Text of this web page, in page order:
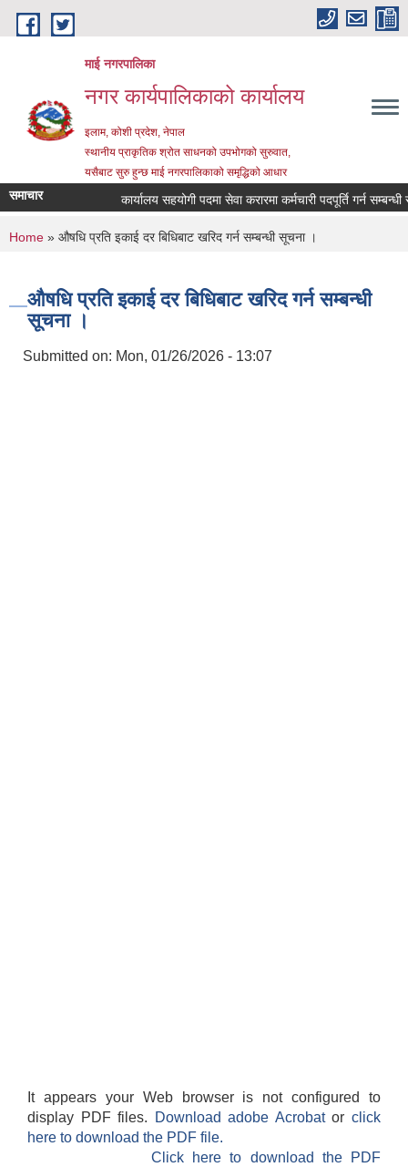
Skip to main content
माई नगरपालिका
नगर कार्यपालिकाको कार्यालय
इलाम, कोशी प्रदेश, नेपाल
स्थानीय प्राकृतिक श्रोत साधनको उपभोगको सुरुवात,
यसैबाट सुरु हुन्छ माई नगरपालिकाको समृद्धिको आधार
समाचार कार्यालय सहयोगी पदमा सेवा करारमा कर्मचारी पदपूर्ति गर्न सम्बन्धी
You are here
Home » औषधि प्रति इकाई दर बिधिबाट खरिद गर्न सम्बन्धी सूचना ।
औषधि प्रति इकाई दर बिधिबाट खरिद गर्न सम्बन्धी
सूचना ।
Submitted on: Mon, 01/26/2026 - 13:07
It appears your Web browser is not configured to
display PDF files.
Download adobe Acrobatorclick
here to download the PDF file.
Click here to download the PDF